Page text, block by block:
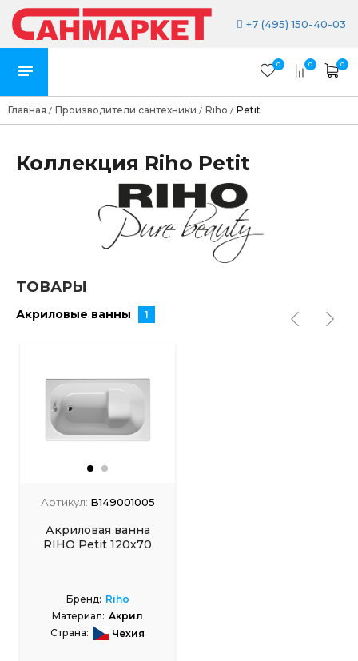
+7 (495) 150-40-03
0 0 0
Главная / Производители сантехники / Riho / Petit
Коллекция Riho Petit
ТОВАРЫ
Акриловые ванны 1
Артикул: B149001005
Акриловая ванна
RIHO Petit 120х70
Бренд: Riho
Материал: Акрил
Страна:
Чехия